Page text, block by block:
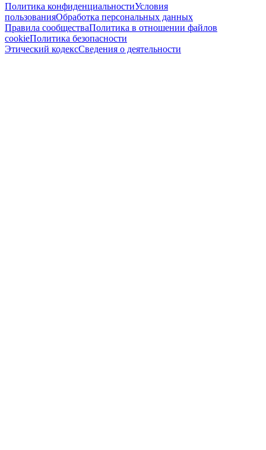
Политика конфиденциальностиУсловия
пользованияОбработка персональных данных
Правила сообществаПолитика в отношении файлов
cookieПолитика безопасности
Этический кодексСведения о деятельности